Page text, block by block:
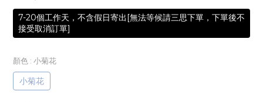
7-20個工作天，不含假日寄出[無法等候請三思下單，下單後不
接受取消訂單]
顏色 : 小菊花
小菊花